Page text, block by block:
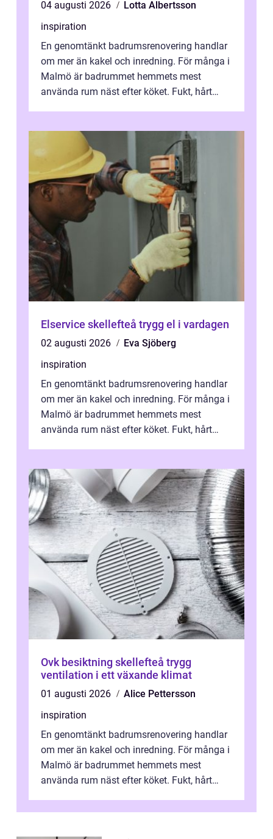
04 augusti 2026
Lotta Albertsson
inspiration
En genomtänkt badrumsrenovering handlar
om mer än kakel och inredning. För många i
Malmö är badrummet hemmets mest
använda rum näst efter köket. Fukt, hårt
Elservice skellefteå trygg el i vardagen
02 augusti 2026
Eva Sjöberg
inspiration
En genomtänkt badrumsrenovering handlar
om mer än kakel och inredning. För många i
Malmö är badrummet hemmets mest
använda rum näst efter köket. Fukt, hårt
Ovk besiktning skellefteå trygg
ventilation i ett växande klimat
01 augusti 2026
Alice Pettersson
inspiration
En genomtänkt badrumsrenovering handlar
om mer än kakel och inredning. För många i
Malmö är badrummet hemmets mest
använda rum näst efter köket. Fukt, hårt
...